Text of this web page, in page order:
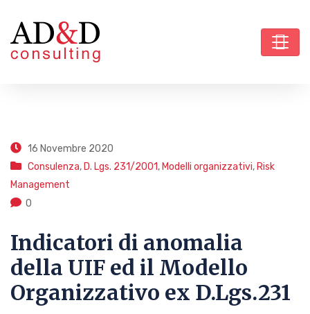
16 Novembre 2020
Consulenza, D. Lgs. 231/2001, Modelli organizzativi, Risk
Management
0
Indicatori di anomalia
della UIF ed il Modello
Organizzativo ex D.Lgs.231